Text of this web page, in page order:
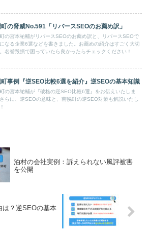
の脅威No.591「リバースSEOのお薦め訳」
の宮本祐輔がリバースSEOのお薦め訳と、リバースSEOで
なる企業6選などを書きました。お薦めの紹介はすごく大切
名誉毀損で困っていたら良かったらチェックください！
事例『逆SEO比較6選を紹介』逆SEOの基本知識
の宮本祐輔が『破格の逆SEO比較6選』をお伝えいたしま
らに、逆SEOの意味と、南幌町の逆SEO対策も解説いたし
泊村の会社実例：訴えられない風評被害
を公開
は？逆SEOの基本